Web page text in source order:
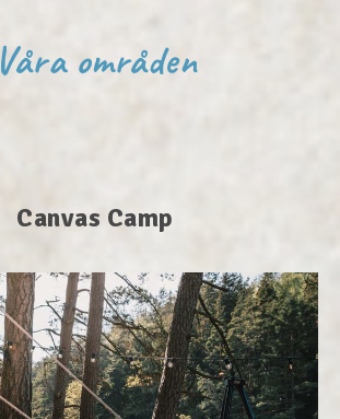
Våra områden
Canvas Camp